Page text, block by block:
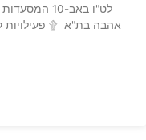
לט"ו באב-10
אהבה בת"א ۩ פעילויות